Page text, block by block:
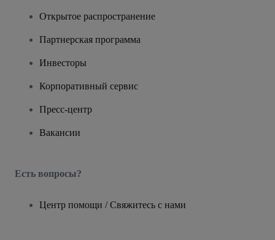
Открытое распространение
Партнерская программа
Инвесторы
Корпоративный сервис
Пресс-центр
Вакансии
Есть вопросы?
Центр помощи / Свяжитесь с нами